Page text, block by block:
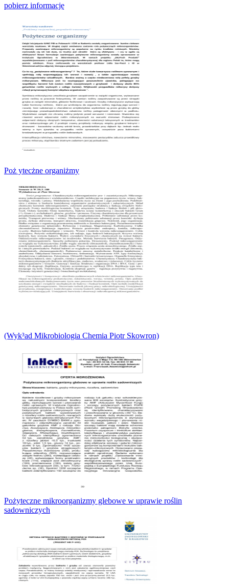
pobierz informację
Poż ytecżne organiżmy
(Wyk³ad Mikrobiologia Chemia Piotr Skowron)
Pożyteczne mikroorganizmy glebowe w uprawie roślin
sadowniczych